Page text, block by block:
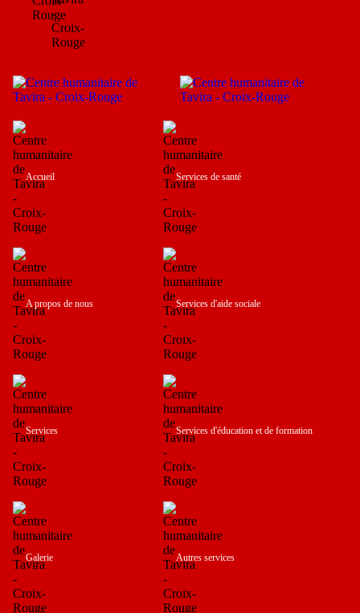
Accueil
A propos de nous
Services
Galerie
Services de santé
Services d'aide sociale
Services d'éducation et de formation
Autres services